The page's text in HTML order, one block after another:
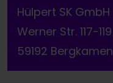
Hülpert SK GmbH
Werner Str. 117-119
59192 Bergkamen